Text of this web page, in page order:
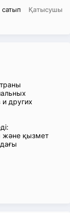
Қатысушы
других
және қызмет